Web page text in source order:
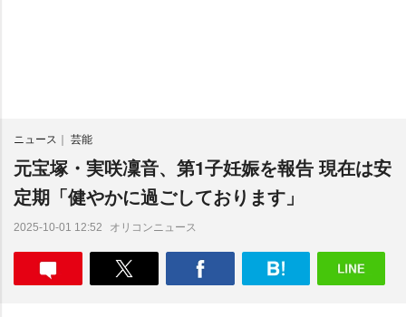
ニュース 芸能
元宝塚・実咲凜音、第1子妊娠を報告 現在は安
定期「健やかに過ごしております」
2025-10-01 12:52 オリコンニュース